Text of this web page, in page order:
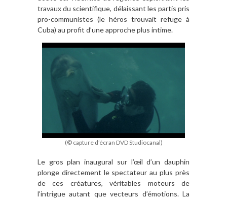
travaux du scientifique, délaissant les partis pris
pro-communistes (le héros trouvait refuge à
Cuba) au profit d’une approche plus intime.
(© capture d’écran DVD Studiocanal)
Le gros plan inaugural sur l’œil d’un dauphin
plonge directement le spectateur au plus près
de ces créatures, véritables moteurs de
l’intrigue autant que vecteurs d’émotions. La